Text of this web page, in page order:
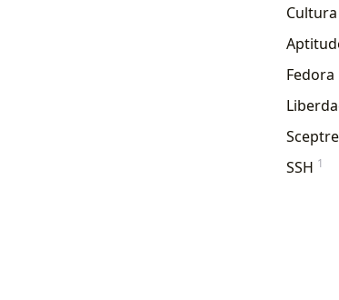
Cultura
Fedora
Sceptre
SSH 1